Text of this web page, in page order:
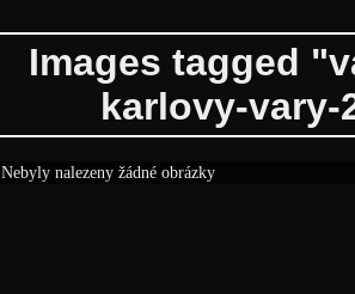
Images tagged
karlovy-vary-
Nebyly nalezeny žádné obrázky